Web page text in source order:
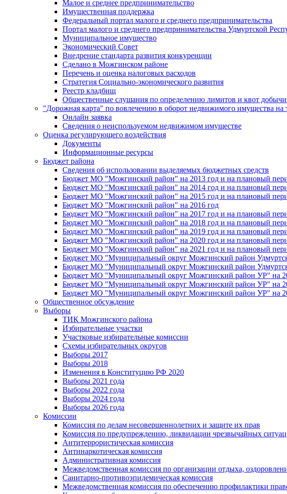
Малое и среднее предпринимательство
Имущественная поддержка
Федеральный портал малого и среднего предпринимательства
Портал малого и среднего предпринимательства Удмуртской
Муниципальное имущество
Экономический Совет
Внедрение стандарта развития конкуренции
Сделано в Можгинском районе
Перечень и оценка налоговых расходов
Стратегия Социально-экономического развития
Реестр кладбищ
Общественные слушания по определению лимитов и квот добычи
"Дорожная карта" по вовлечению в оборот недвижимого имущества на
Онлайн заявка
Сведения о неиспользуемом недвижимом имуществе
Оценка регулирующего воздействия
Документы
Информационные ресурсы
Бюджет района
Сведения об использовании выделяемых бюджетных средств
Бюджет МО "Можгинский район" на 2013 год и на плановый
Бюджет МО "Можгинский район" на 2014 год и на плановый
Бюджет МО "Можгинский район" на 2015 год и на плановый
Бюджет МО "Можгинский район" на 2016 год
Бюджет МО "Можгинский район" на 2017 год и на плановый
Бюджет МО "Можгинский район" на 2018 год и на плановый
Бюджет МО "Можгинский район" на 2019 год и на плановый
Бюджет МО "Можгинский район" на 2020 год и на плановый
Бюджет МО "Можгинский район" на 2021 год и на плановый
Бюджет МО "Муниципальный округ Можгинский район
Бюджет МО "Муниципальный округ Можгинский район
Бюджет МО "Муниципальный округ Можгинский район УР" на
Бюджет МО "Муниципальный округ Можгинский район УР" на
Бюджет МО "Муниципальный округ Можгинский район УР" на
Общественное обсуждение
Выборы
ТИК Можгинского района
Избирательные участки
Участковые избирательные комиссии
Схемы избирательных округов
Выборы 2017
Выборы 2018
Изменения в Конституцию РФ 2020
Выборы 2021 года
Выборы 2022 года
Выборы 2024 года
Выборы 2026 года
Комиссии
Комиссия по делам несовершеннолетних и защите их прав
Комиссия по предупреждению, ликвидации чрезвычайных
Антитеррористическая комиссия
Антинаркотическая комиссия
Административная комиссия
Межведомственная комиссия по организации отдыха,
Санитарно-противоэпидемическая комиссия
Межведомственная комиссия по обеспечению профилактики